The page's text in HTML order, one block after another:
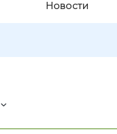
Новости